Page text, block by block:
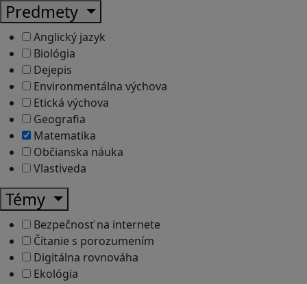
Predmety
Anglický jazyk
Biológia
Dejepis
Environmentálna výchova
Etická výchova
Geografia
Matematika
Občianska náuka
Vlastiveda
Témy
Bezpečnosť na internete
Čítanie s porozumením
Digitálna rovnováha
Ekológia